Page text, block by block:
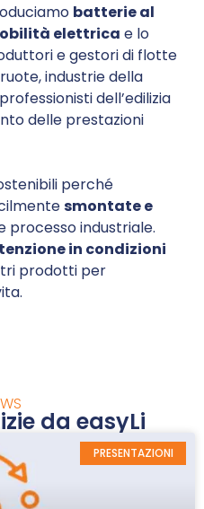
batterie al
elettrica e lo
e gestori di flotte
industrie della
dell’edilizia
delle prestazioni
perché
smontate e
processo industriale.
in condizioni
prodotti per
da easyLi
PRESENTAZIONI